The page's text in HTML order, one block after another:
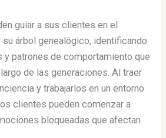
guiar a sus clientes en el
árbol genealógico, identificando
y patrones de comportamiento que
de las generaciones. Al traer
y trabajarlos en un entorno
clientes pueden comenzar a
bloqueadas que afectan